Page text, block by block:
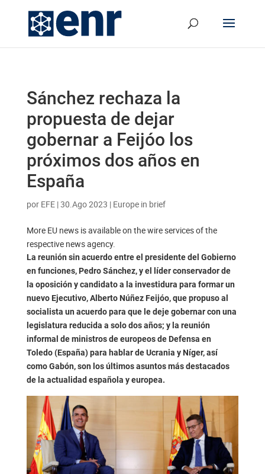
Sánchez rechaza la
propuesta de dejar
gobernar a Feijóo los
próximos dos años en
España
por EFE|30.Ago 2023 | Europe in brief
More EU news is available on the wire services of the
respective news agency.
La reunión sin acuerdo entre el presidente del Gobierno
en funciones, Pedro Sánchez, y el líder conservador de
la oposición y candidato a la investidura para formar un
nuevo Ejecutivo, Alberto Núñez Feijóo, que propuso al
socialista un acuerdo para que le deje gobernar con una
legislatura reducida a solo dos años; y la reunión
informal de ministros de europeos de Defensa en
Toledo (España) para hablar de Ucrania y Níger, así
como Gabón, son los últimos asuntos más destacados
de la actualidad española y europea.